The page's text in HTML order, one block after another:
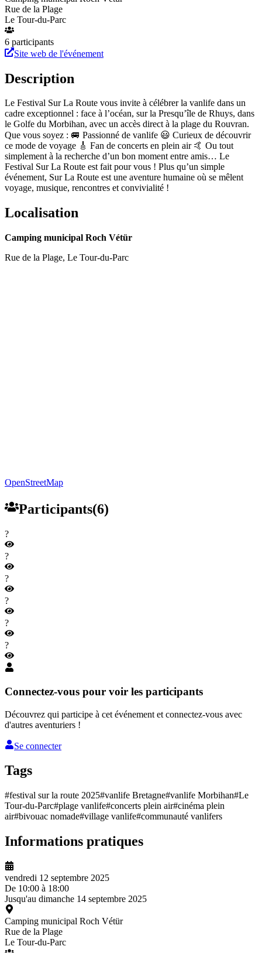
Rue de la Plage
Le Tour-du-Parc
6 participants
Site web de l'événement
Description
Le Festival Sur La Route vous invite à célébrer la vanlife dans un
cadre exceptionnel : face à l’océan, sur la Presqu’île de Rhuys, dans
le Golfe du Morbihan, avec un accès direct à la plage du Rouvran.
Que vous soyez : 🚐 Passionné de vanlife 😃 Curieux de découvrir
ce mode de voyage 🎸 Fan de concerts en plein air 🤙 Ou tout
simplement à la recherche d’un bon moment entre amis… Le
Festival Sur La Route est fait pour vous ! Plus qu’un simple
événement, Sur La Route est une aventure humaine où se mêlent
voyage, musique, rencontres et convivialité !
Localisation
Camping municipal Roch Vétür
Rue de la Plage, Le Tour-du-Parc
OpenStreetMap
Participants(6)
?
?
?
?
?
?
Connectez-vous pour voir les participants
Découvrez qui participe à cet événement et connectez-vous avec
d'autres aventuriers !
Se connecter
Tags
#festival sur la route 2025#vanlife Bretagne#vanlife Morbihan#Le
Tour-du-Parc#plage vanlife#concerts plein air#cinéma plein
air#bivouac nomade#village vanlife#communauté vanlifers
Informations pratiques
vendredi 12 septembre 2025
De 10:00 à 18:00
Jusqu'au dimanche 14 septembre 2025
Camping municipal Roch Vétür
Rue de la Plage
Le Tour-du-Parc